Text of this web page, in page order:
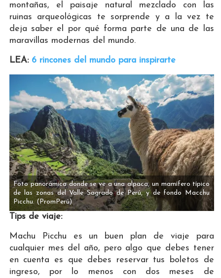
montañas, el paisaje natural mezclado con las
ruinas arqueológicas te sorprende y a la vez te
deja saber el por qué forma parte de una de las
maravillas modernas del mundo.
LEA: 6 rincones del mundo para inspirarte
Foto panorámica donde se ve a una alpaca, un mamífero típico
de las zonas del Valle Sagrado de Perú, y de fondo Macchu
Picchu. (PromPerú)
Tips de viaje:
Machu Picchu es un buen plan de viaje para
cualquier mes del año, pero algo que debes tener
en cuenta es que debes reservar tus boletos de
ingreso, por lo menos con dos meses de